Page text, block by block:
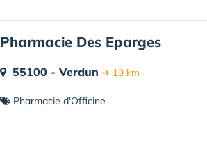
Pharmacie Des Eparges
55100 - Verdun ➔ 19 km
Pharmacie d'Officine